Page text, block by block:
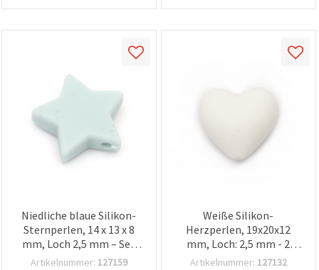
Niedliche blaue Silikon-
Sternperlen, 14 x 13 x 8
mm, Loch 2,5 mm – Set
mit 2 Stück für DIY-
Artikelnummer: 127159
Weiße Silikon-
Herzperlen, 19x20x12
mm, Loch: 2,5 mm - 2
Stück
Artikelnummer: 127132